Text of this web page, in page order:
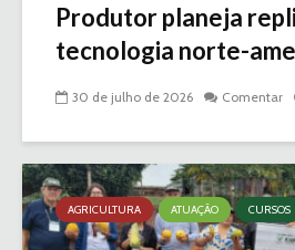
Produtor planeja
tecnologia norte-
30 de julho de 2026 Comentar
AGRICULTURA ATUAÇÃO CURSOS